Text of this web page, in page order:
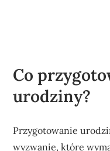
Co
urodziny?
Przygotowanie
wyzwanie, które